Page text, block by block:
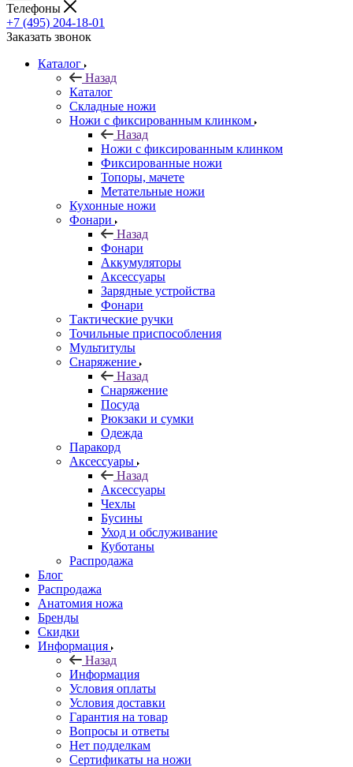
Телефоны
+7 (495) 204-18-01
Заказать звонок
Каталог
Назад
Каталог
Складные ножи
Ножи с фиксированным клинком
Назад
Ножи с фиксированным клинком
Фиксированные ножи
Топоры, мачете
Метательные ножи
Кухонные ножи
Фонари
Назад
Фонари
Аккумуляторы
Аксессуары
Зарядные устройства
Фонари
Тактические ручки
Точильные приспособления
Мультитулы
Снаряжение
Назад
Снаряжение
Посуда
Рюкзаки и сумки
Одежда
Паракорд
Аксессуары
Назад
Аксессуары
Чехлы
Бусины
Уход и обслуживание
Куботаны
Распродажа
Блог
Распродажа
Анатомия ножа
Бренды
Скидки
Информация
Назад
Информация
Условия оплаты
Условия доставки
Гарантия на товар
Вопросы и ответы
Нет подделкам
Сертификаты на ножи